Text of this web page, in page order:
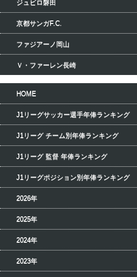
ジュビロ磐田
京都サンガF.C.
ファジアーノ岡山
Ｖ・ファーレン長崎
HOME
J1リーグサッカー選手年俸ランキング
J1リーグ チーム別年俸ランキング
J1リーグ 監督 年俸ランキング
J1リーグポジション別年俸ランキング
2026年
2025年
2024年
2023年